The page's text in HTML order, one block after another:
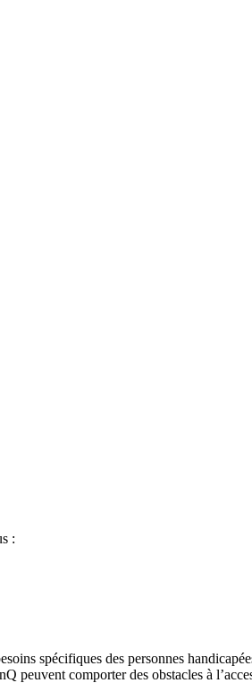
:
spécifiques des personnes
peuvent comporter des obstacles à